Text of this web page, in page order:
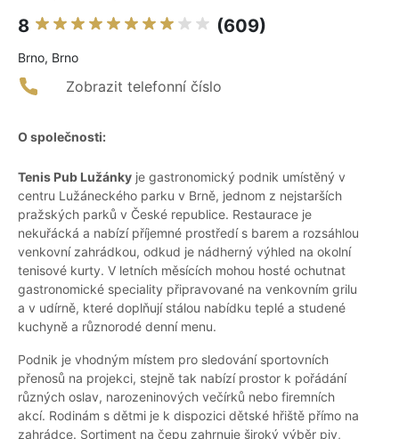
8 (609)
Brno, Brno
Zobrazit telefonní číslo
O společnosti:
Tenis Pub Lužánky je gastronomický podnik umístěný v
centru Lužáneckého parku v Brně, jednom z nejstarších
pražských parků v České republice. Restaurace je
nekuřácká a nabízí příjemné prostředí s barem a rozsáhlou
venkovní zahrádkou, odkud je nádherný výhled na okolní
tenisové kurty. V letních měsících mohou hosté ochutnat
gastronomické speciality připravované na venkovním grilu
a v udírně, které doplňují stálou nabídku teplé a studené
kuchyně a různorodé denní menu.
Podnik je vhodným místem pro sledování sportovních
přenosů na projekci, stejně tak nabízí prostor k pořádání
různých oslav, narozeninových večírků nebo firemních
akcí. Rodinám s dětmi je k dispozici dětské hřiště přímo na
zahrádce. Sortiment na čepu zahrnuje široký výběr piv,